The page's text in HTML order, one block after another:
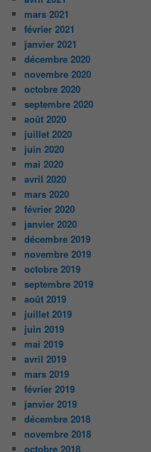
mars 2021
février 2021
janvier 2021
décembre 2020
novembre 2020
octobre 2020
septembre 2020
août 2020
juillet 2020
juin 2020
mai 2020
avril 2020
mars 2020
février 2020
janvier 2020
décembre 2019
novembre 2019
octobre 2019
septembre 2019
août 2019
juillet 2019
juin 2019
mai 2019
avril 2019
mars 2019
février 2019
janvier 2019
décembre 2018
novembre 2018
octobre 2018